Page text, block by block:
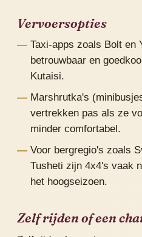
Vervoersopties
Taxi-apps zoals Bolt en
betrouwbaar en
Kutaisi.
Marshrutka's
vertrekken pas als ze
minder comfortabel.
Voor bergregio's zoals
Tusheti zijn 4x4's vaak
het hoogseizoen.
Zelf rijden of een